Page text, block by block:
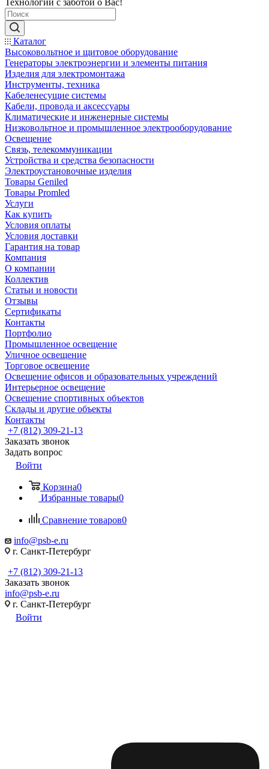
Технологии с заботой о Вас!
Каталог
Высоковольтное и щитовое оборудование
Генераторы электроэнергии и элементы питания
Изделия для электромонтажа
Инструменты, техника
Кабеленесущие системы
Кабели, провода и аксессуары
Климатические и инженерные системы
Низковольтное и промышленное электрооборудование
Освещение
Связь, телекоммуникации
Устройства и средства безопасности
Электроустановочные изделия
Товары Geniled
Товары Promled
Услуги
Как купить
Условия оплаты
Условия доставки
Гарантия на товар
Компания
О компании
Коллектив
Статьи и новости
Отзывы
Сертификаты
Контакты
Портфолио
Промышленное освещение
Уличное освещение
Торговое освещение
Освещение офисов и образовательных учреждений
Интерьерное освещение
Освещение спортивных объектов
Склады и другие объекты
Контакты
+7 (812) 309-21-13
Заказать звонок
Задать вопрос
Войти
Корзина0
Избранные товары0
Сравнение товаров0
info@psb-e.ru
г. Санкт-Петербург
+7 (812) 309-21-13
Заказать звонок
info@psb-e.ru
г. Санкт-Петербург
Войти